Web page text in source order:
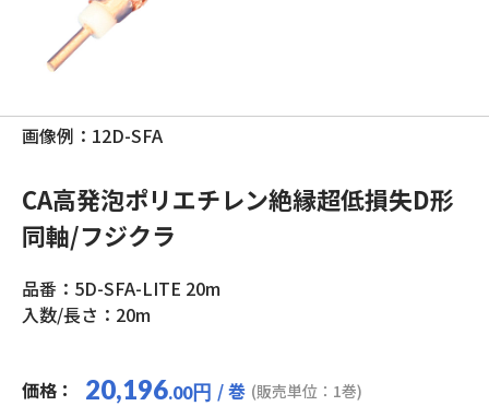
画像例：12D-SFA
CA高発泡ポリエチレン絶縁超低損失D形
同軸/フジクラ
品番：5D-SFA-LITE 20m
入数/長さ：20m
価格： 20,196.00円 / 巻 (販売単位：1巻)